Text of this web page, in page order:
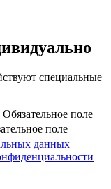
специальные
Обязательное поле
поле
данных